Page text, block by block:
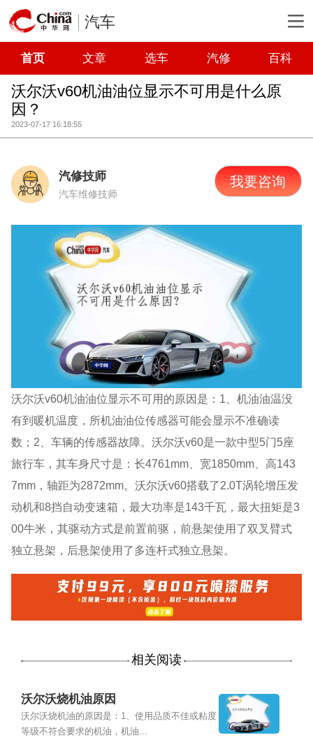
汽车
首页 文章 选车 汽修 百科
沃尔沃v60机油油位显示不可用是什么原
因？
2023-07-17 16:18:55
汽修技师
汽车维修技师
我要咨询
沃尔沃v60机油油位显示不可用的原因是：1、机油油温没
有到暖机温度，所机油油位传感器可能会显示不准确读
数；2、车辆的传感器故障。沃尔沃v60是一款中型5门5座
旅行车，其车身尺寸是：长4761mm、宽1850mm、高143
7mm，轴距为2872mm。沃尔沃v60搭载了2.0T涡轮增压发
动机和8挡自动变速箱，最大功率是143千瓦，最大扭矩是3
00牛米，其驱动方式是前置前驱，前悬架使用了双叉臂式
独立悬架，后悬架使用了多连杆式独立悬架。
相关阅读
沃尔沃烧机油原因
沃尔沃烧机油的原因是：1、使用品质不佳或粘度
等级不符合要求的机油，机油...